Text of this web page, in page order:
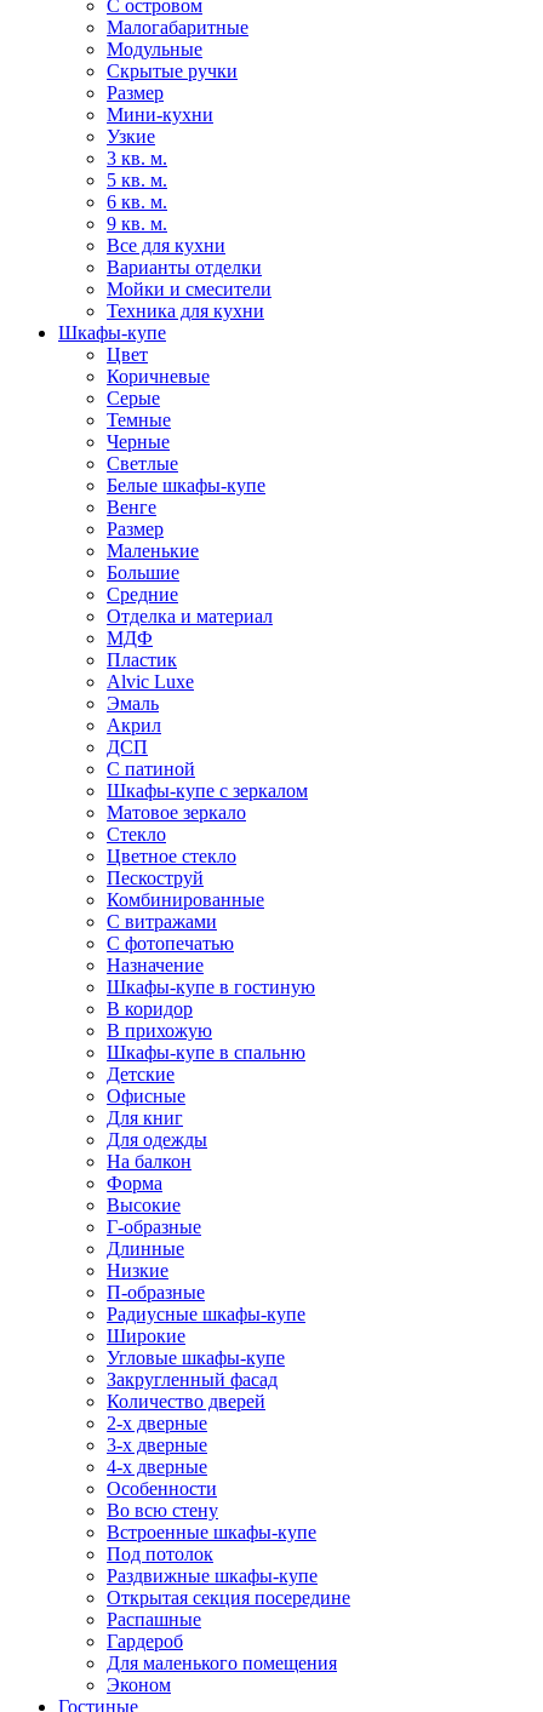
С островом
Малогабаритные
Модульные
Скрытые ручки
Размер
Мини-кухни
Узкие
3 кв. м.
5 кв. м.
6 кв. м.
9 кв. м.
Все для кухни
Варианты отделки
Мойки и смесители
Техника для кухни
Шкафы-купе
Цвет
Коричневые
Серые
Темные
Черные
Светлые
Белые шкафы-купе
Венге
Размер
Маленькие
Большие
Средние
Отделка и материал
МДФ
Пластик
Alvic Luxe
Эмаль
Акрил
ДСП
С патиной
Шкафы-купе с зеркалом
Матовое зеркало
Стекло
Цветное стекло
Пескоструй
Комбинированные
С витражами
С фотопечатью
Назначение
Шкафы-купе в гостиную
В коридор
В прихожую
Шкафы-купе в спальню
Детские
Офисные
Для книг
Для одежды
На балкон
Форма
Высокие
Г-образные
Длинные
Низкие
П-образные
Радиусные шкафы-купе
Широкие
Угловые шкафы-купе
Закругленный фасад
Количество дверей
2-х дверные
3-х дверные
4-х дверные
Особенности
Во всю стену
Встроенные шкафы-купе
Под потолок
Раздвижные шкафы-купе
Открытая секция посередине
Распашные
Гардероб
Для маленького помещения
Эконом
Гостиные